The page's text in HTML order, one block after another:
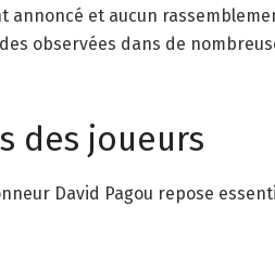
annoncé et aucun
observées dans de
des joueurs
David Pagou repose